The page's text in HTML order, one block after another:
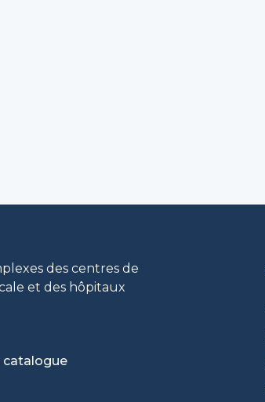
des centres de
et des hôpitaux
catalogue